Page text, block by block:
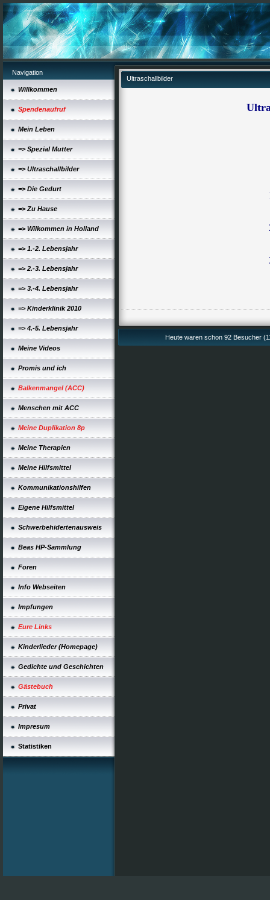
Navigation
Willkommen
Spendenaufruf
Mein Leben
=> Spezial Mutter
=> Ultraschallbilder
=> Die Gedurt
=> Zu Hause
=> Wilkommen in Holland
=> 1.-2. Lebensjahr
=> 2.-3. Lebensjahr
=> 3.-4. Lebensjahr
=> Kinderklinik 2010
=> 4.-5. Lebensjahr
Meine Videos
Promis und ich
Balkenmangel (ACC)
Menschen mit ACC
Meine Duplikation 8p
Meine Therapien
Meine Hilfsmittel
Kommunikationshilfen
Eigene Hilfsmittel
Schwerbehidertenausweis
Beas HP-Sammlung
Foren
Info Webseiten
Impfungen
Eure Links
Kinderlieder (Homepage)
Gedichte und Geschichten
Gästebuch
Privat
Impresum
Statistiken
Ultraschallbilder
Heute waren schon 92 Besucher